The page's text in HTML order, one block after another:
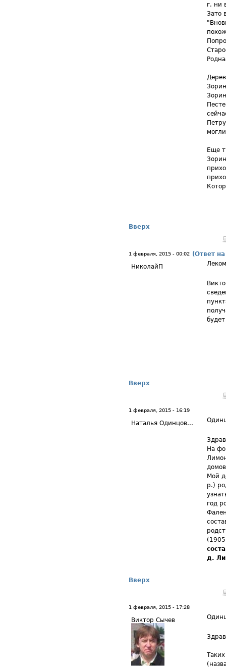
г. ни
Зато
Еще
Вверх
1 февраля, 2015 - 00:02 (Ответ
НиколайП
Вверх
1 февраля, 2015 - 16:19
Наталья Одинцов...
На
Мой
р.)
год
д.
Вверх
1 февраля, 2015 - 17:28
Виктор Сычев